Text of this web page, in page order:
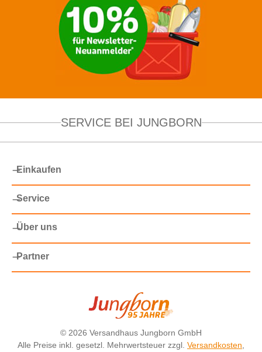
SERVICE BEI JUNGBORN
Einkaufen
Service
Über uns
Partner
© 2026 Versandhaus Jungborn GmbH
Alle Preise inkl. gesetzl. Mehrwertsteuer zzgl. Versandkosten